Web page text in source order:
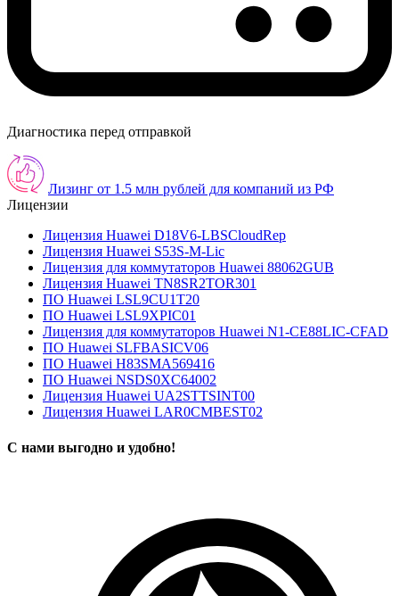
Диагностика перед отправкой
Лизинг от 1.5 млн рублей для компаний из РФ
Лицензии
Лицензия Huawei D18V6-LBSCloudRep
Лицензия Huawei S53S-M-Lic
Лицензия для коммутаторов Huawei 88062GUB
Лицензия Huawei TN8SR2TOR301
ПО Huawei LSL9CU1T20
ПО Huawei LSL9XPIC01
Лицензия для коммутаторов Huawei N1-CE88LIC-CFAD
ПО Huawei SLFBASICV06
ПО Huawei H83SMA569416
ПО Huawei NSDS0XC64002
Лицензия Huawei UA2STTSINT00
Лицензия Huawei LAR0CMBEST02
С нами выгодно и удобно!